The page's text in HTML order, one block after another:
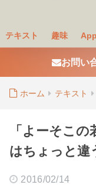
テキスト 趣味
お問い
ホーム テキスト
「よーそこ
はちょっと違
2016/02/14